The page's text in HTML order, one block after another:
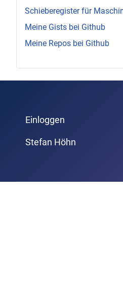
Schieberegister für
Meine Gists bei Github
Meine Repos bei Github
Einloggen
Stefan Höhn